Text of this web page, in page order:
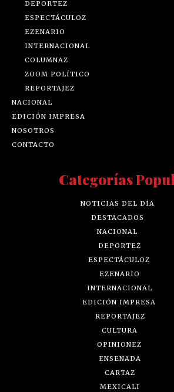
DEPORTEZ
ESPECTÁCULOZ
EZENARIO
INTERNACIONAL
COLUMNAZ
ZOOM POLÍTICO
REPORTAJEZ
NACIONAL
EDICIÓN IMPRESA
NOSOTROS
CONTACTO
Categorías
NOTICIAS DEL DÍA
DESTACADOS
NACIONAL
DEPORTEZ
ESPECTÁCULOZ
EZENARIO
INTERNACIONAL
EDICIÓN IMPRESA
REPORTAJEZ
CULTURA
OPINIONEZ
ENSENADA
CARTAZ
MEXICALI